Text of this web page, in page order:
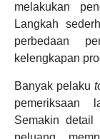
melakukan
Langkah
perbedaan
kelengkapan
Banyak pelaku
pemeriksaan
Semakin detail